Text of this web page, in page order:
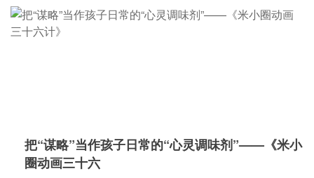
把“谋略”当作孩子日常的“心灵调味剂”——《米小
圈动画三十六